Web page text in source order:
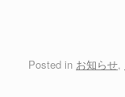
Posted in お知らせ,